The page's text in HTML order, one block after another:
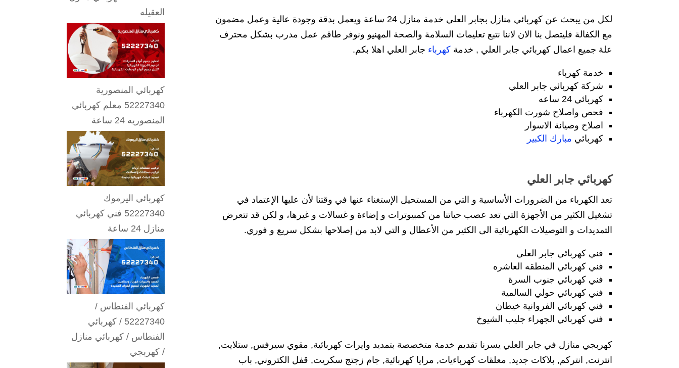
لكل من يبحث عن كهربائي منازل بجابر العلي خدمة منازل 24 ساعة ويعمل بدقة وجودة عالية وعمل مضمون
مع الكفالة فليتصل بنا الان لاننا نتبع تعليمات السلامة والصحة المهنيو ونوفر طاقم عمل مدرب بشكل محترف
علة جميع اعمال كهربائي جابر العلي , خدمة كهرباء جابر العلي اهلا بكم.
خدمة كهرباء
شركة كهربائي جابر العلي
كهربائي 24 ساعه
فحص واصلاح شورت الكهرباء
اصلاح وصيانة الاسوار
كهربائي مبارك الكبير
كهربائي جابر العلي
تعد الكهرباء من الضرورات الأساسية و التي من المستحيل الإستغناء عنها في وقتنا لأن عليها الإعتماد في
تشغيل الكثير من الأجهزة التي تعد عصب حياتنا من كمبيوترات و إضاءة و غسالات و غيرها، و لكن قد تتعرض
التمديدات و التوصيلات الكهربائية الى الكثير من الأعطال و التي لابد من إصلاحها بشكل سريع و فوري.
فني كهربائي جابر العلي
فني كهربائي المنطقه العاشره
فني كهربائي جنوب السرة
فني كهربائي حولي السالمية
فني كهربائي الفروانية خيطان
فني كهربائي الجهراء جليب الشيوخ
كهربجي منازل في جابر العلي يسرنا تقديم خدمة متخصصة بتمديد وايرات كهربائية, مقوي سيرفس, ستلايت,
انترنت, انتركم, بلاكات جديد, معلقات كهرباءيات, مرايا كهربائية, جام زجتج سكريت, قفل الكتروني, باب
العقيله
كهربائي المنصورية
52227340 معلم كهربائي
المنصوريه 24 ساعة
كهربائي اليرموك
52227340 فني كهربائي
منازل 24 ساعة
كهربائي الفنطاس /
52227340 / كهربائي
الفنطاس / كهربائي منازل
/ كهربجي